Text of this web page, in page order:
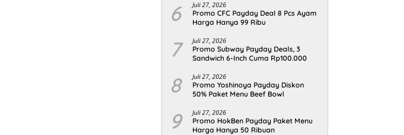
6 Juli 27, 2026
Promo CFC Payday Deal 8 Pcs Ayam
Harga Hanya 99 Ribu
7 Juli 27, 2026
Promo Subway Payday Deals, 3
Sandwich 6-Inch Cuma Rp100.000
8 Juli 27, 2026
Promo Yoshinoya Payday Diskon
50% Paket Menu Beef Bowl
9 Juli 27, 2026
Promo HokBen Payday Paket Menu
Harga Hanya 50 Ribuan